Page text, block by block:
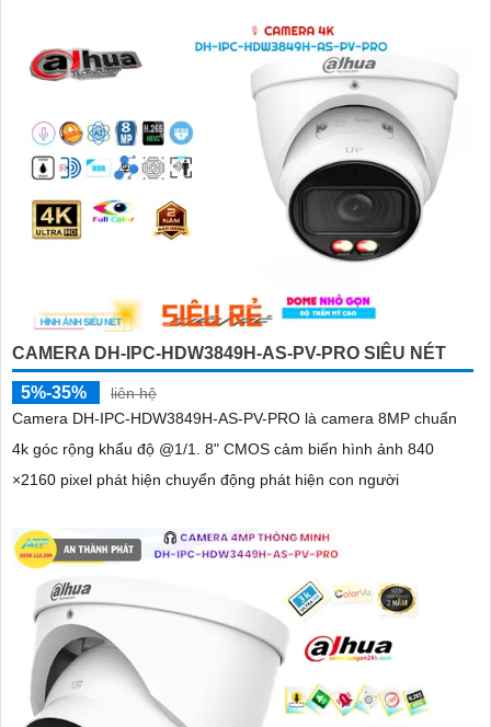
CAMERA DH-IPC-HDW3849H-AS-PV-PRO SIÊU NÉT
5%-35%
liên hệ
Camera DH-IPC-HDW3849H-AS-PV-PRO là camera 8MP chuẩn
4k góc rộng khẩu độ @1/1. 8" CMOS cảm biến hình ảnh 840
×2160 pixel phát hiện chuyển động phát hiện con người